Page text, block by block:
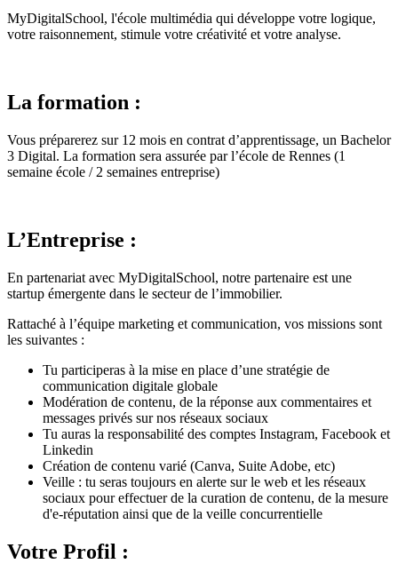
MyDigitalSchool, l'école multimédia qui développe votre logique,
votre raisonnement, stimule votre créativité et votre analyse.
La formation :
Vous préparerez sur 12 mois en contrat d’apprentissage, un Bachelor
3 Digital. La formation sera assurée par l’école de Rennes (1
semaine école / 2 semaines entreprise)
L’Entreprise :
En partenariat avec MyDigitalSchool, notre partenaire est une
startup émergente dans le secteur de l’immobilier.
Rattaché à l’équipe marketing et communication, vos missions sont
les suivantes :
Tu participeras à la mise en place d’une stratégie de
communication digitale globale
Modération de contenu, de la réponse aux commentaires et
messages privés sur nos réseaux sociaux
Tu auras la responsabilité des comptes Instagram, Facebook et
Linkedin
Création de contenu varié (Canva, Suite Adobe, etc)
Veille : tu seras toujours en alerte sur le web et les réseaux
sociaux pour effectuer de la curation de contenu, de la mesure
d'e-réputation ainsi que de la veille concurrentielle
Votre Profil :